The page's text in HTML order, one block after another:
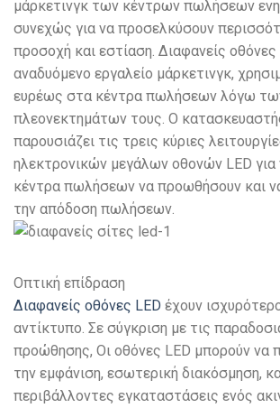
μάρκετινγκ των κέντρων πωλήσεων
συνεχώς για να προσελκύσουν
προσοχή και εστίαση. Διαφανείς
αναδυόμενο εργαλείο μάρκετινγκ,
ευρέως στα κέντρα πωλήσεων λόγω
πλεονεκτημάτων τους. Ο
παρουσιάζει τις τρεις κύριες
ηλεκτρονικών μεγάλων οθονών LED για
κέντρα πωλήσεων να προωθήσουν και
την απόδοση πωλήσεων.
Οπτική επίδραση
Διαφανείς οθόνες LED έχουν
αντίκτυπο. Σε σύγκριση με τις
προώθησης, Οι οθόνες LED μπορούν να
την εμφάνιση, εσωτερική διακόσμηση,
περιβάλλοντες εγκαταστάσεις ενός